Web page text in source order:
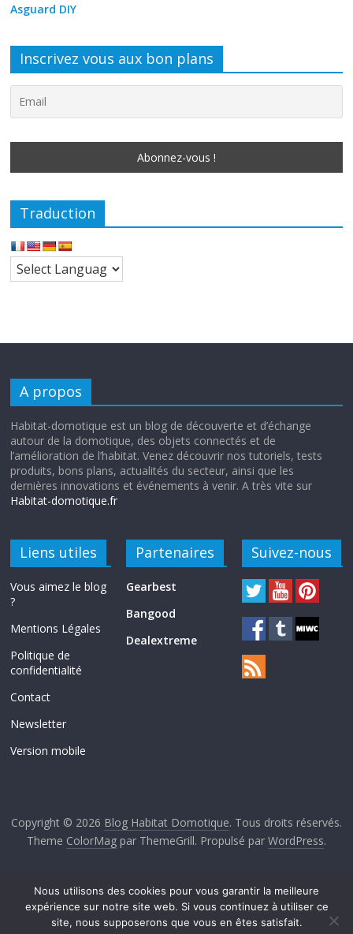
Asguard DIY
Inscrivez vous aux bon plans
Traduction
A propos
Habitat-domotique est un blog de découverte et d’échange
autour de la domotique, des objets connectés et de
l’amélioration de l’habitat. Venez découvrir nos tutoriels, tests
produits, bons plans, actualités du secteur, ainsi que les
dernières innovations et événements à venir. A très vite sur
Habitat-domotique.fr
Liens utiles
Vous aimez le blog
?
Mentions Légales
Politique de
confidentialité
Contact
Newsletter
Version mobile
Partenaires
Gearbest
Bangood
Dealextreme
Suivez-nous
Copyright © 2026 Blog Habitat Domotique. Tous droits réservés.
Theme ColorMagpar ThemeGrill. Propulsé par WordPress.
Nous utilisons des cookies pour vous garantir la meilleure
expérience sur notre site web. Si vous continuez à utiliser ce
site, nous supposerons que vous en êtes satisfait.